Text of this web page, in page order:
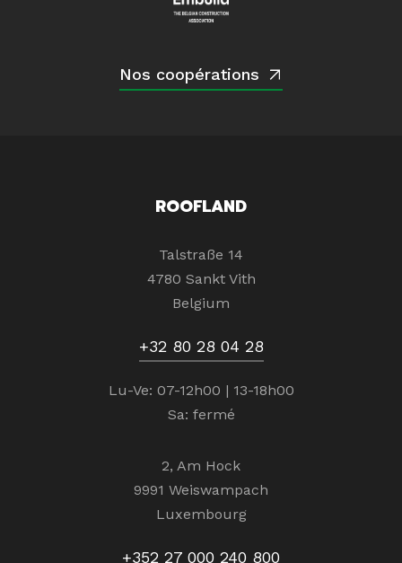
Nos coopérations
ROOFLAND
Talstraße 14
4780 Sankt Vith
Belgium
+32 80 28 04 28
Lu-Ve: 07-12h00 | 13-18h00
Sa: fermé
2, Am Hock
9991 Weiswampach
Luxembourg
+352 27 000 240 800